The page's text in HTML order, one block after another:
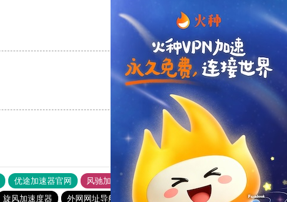
支持 反对
[0]
优途加速器官网 风驰加速器
旋风加速器
旋风加速度器 外网网址导航 软件中心 雷霆加速 狂飙加速器